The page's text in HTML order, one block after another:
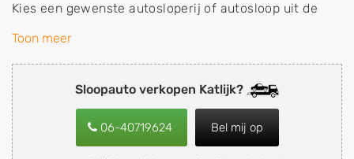
Sloopauto verkopen Katlijk?
06-40719624 Bel mij op
Kies een gewenste autosloperij of autosloop uit de
lijst die gespecialiseerd is in de verkoop van
de inkoop van sloopauto's, schadeauto's en
tweedehands auto's (ook zonder apk keuring). Wilt u
uw auto, camper, vrachtwagen, motor of brommobiel
snel en eenvoudig verkopen aan een
Toon meer